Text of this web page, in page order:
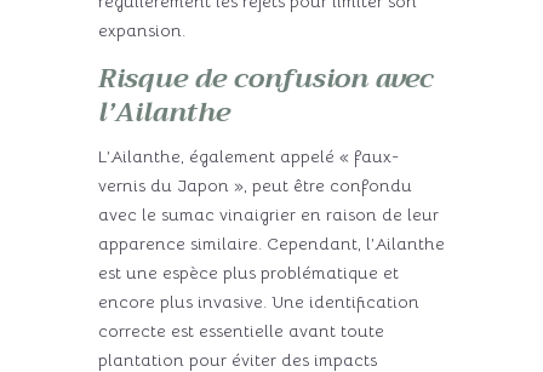
expansion.
Risque de confusion avec
l’Ailanthe
L’Ailanthe, également appelé « faux-
vernis du Japon », peut être confondu
avec le sumac vinaigrier en raison de leur
apparence similaire. Cependant, l’Ailanthe
est une espèce plus problématique et
encore plus invasive. Une identification
correcte est essentielle avant toute
plantation pour éviter des impacts